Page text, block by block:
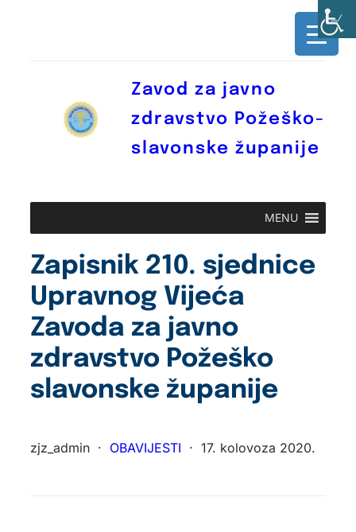
Zavod za javno
zdravstvo Požeško-
slavonske županije
MENU
Zapisnik 210. sjednice
Upravnog Vijeća
Zavoda za javno
zdravstvo Požeško
slavonske županije
zjz_admin · OBAVIJESTI · 17. kolovoza 2020.